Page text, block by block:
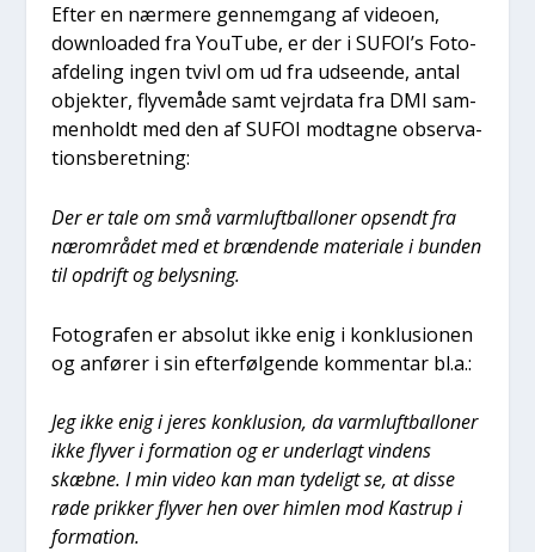
Efter en nær­me­re gen­nem­gang af video­en,
down­lo­a­ded fra YouTu­be, er der i SUFOI’s Foto­
af­de­ling ingen tvivl om ud fra udse­en­de, antal
objek­ter, fly­ve­må­de samt vej­r­da­ta fra DMI sam­
men­holdt med den af SUFOI mod­tag­ne obser­va­
tions­be­ret­ning:
Der er tale om små varm­luft­bal­lo­ner opsendt fra
nær­om­rå­det med et bræn­den­de mate­ri­a­le i bun­den
til opdrift og belys­ning.
Foto­gra­fen er abso­lut ikke enig i kon­klu­sio­nen
og anfø­rer i sin efter­føl­gen­de kom­men­tar bl.a.:
Jeg ikke enig i jeres kon­klu­sion, da varm­luft­bal­lo­ner
ikke fly­ver i for­ma­tion og er under­lagt vin­dens
skæb­ne. I min video kan man tyde­ligt se, at dis­se
røde prik­ker fly­ver hen over him­len mod Kastrup i
for­ma­tion.